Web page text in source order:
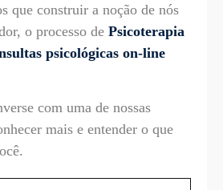
que construir a noção de nós
o processo de Psicoterapia
psicológicas on-line
com uma de nossas
mais e entender o que